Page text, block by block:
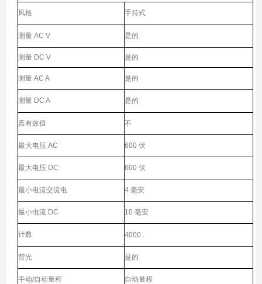
风格 手持式
测量 AC V 是的
测量 DC V 是的
测量 AC A 是的
测量 DC A 是的
真有效值 不
最大电压 AC 600 伏
最大电压 DC 600 伏
最小电流交流电 4 毫安
最小电流 DC 10 毫安
计数 4000 .
背光 是的
手动/自动量程 自动量程